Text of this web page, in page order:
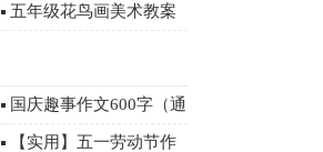
集五篇
五年级花鸟画美术教案
国庆趣事作文600字（通
用35篇）
【实用】五一劳动节作